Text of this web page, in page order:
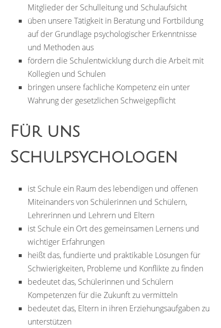
Mitglieder der Schulleitung und Schulaufsicht
üben unsere Tätigkeit in Beratung und Fortbildung
auf der Grundlage psychologischer Erkenntnisse
und Methoden aus
fördern die Schulentwicklung durch die Arbeit mit
Kollegien und Schulen
bringen unsere fachliche Kompetenz ein unter
Wahrung der gesetzlichen Schweigepflicht
Für uns
Schulpsychologen
ist Schule ein Raum des lebendigen und offenen
Miteinanders von Schülerinnen und Schülern,
Lehrerinnen und Lehrern und Eltern
ist Schule ein Ort des gemeinsamen Lernens und
wichtiger Erfahrungen
heißt das, fundierte und praktikable Lösungen für
Schwierigkeiten, Probleme und Konflikte zu finden
bedeutet das, Schülerinnen und Schülern
Kompetenzen für die Zukunft zu vermitteln
bedeutet das, Eltern in ihren Erziehungsaufgaben zu
unterstützen